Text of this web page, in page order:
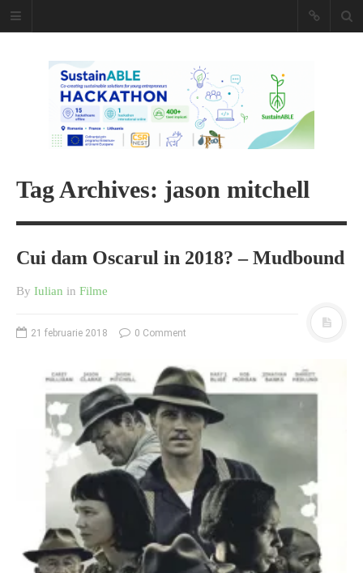
Caiet de
insemnari
DESCARCĂ!
O poveste in care sexul se
confunda cu dragostea,
cinismul cu idealismul si
poezia cu umorul.
DESCARCĂ!
Tag Archives: jason mitchell
Cui dam Oscarul in 2018? – Mudbound
By Iulian in Filme
21 februarie 2018 0 Comment